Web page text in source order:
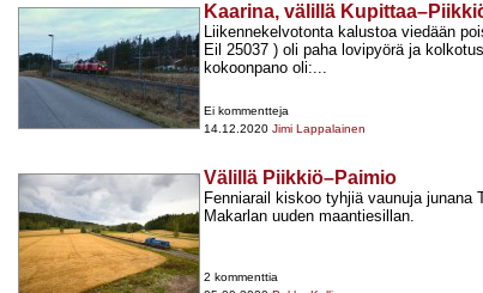
Kaarina, välillä
Liikennekelvotonta kalustoa viedään
Eil 25037 ) oli paha lovipyörä ja
kokoonpano oli:...
Ei kommentteja
14.12.2020 Jimi Lappalainen
Välillä Piikkiö–Paimio
Fenniarail kiskoo tyhjiä vaunuja junana
Makarlan uuden maantiesillan.
2 kommenttia